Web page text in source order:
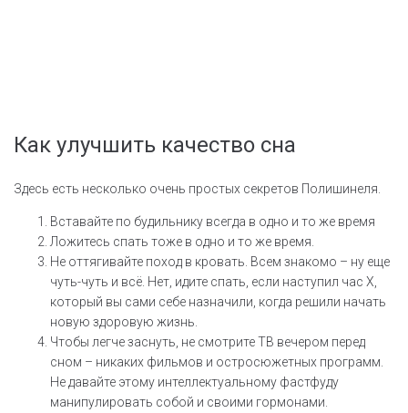
Как улучшить качество сна
Здесь есть несколько очень простых секретов Полишинеля.
Вставайте по будильнику всегда в одно и то же время
Ложитесь спать тоже в одно и то же время.
Не оттягивайте поход в кровать. Всем знакомо – ну еще
чуть-чуть и всё. Нет, идите спать, если наступил час Х,
который вы сами себе назначили, когда решили начать
новую здоровую жизнь.
Чтобы легче заснуть, не смотрите ТВ вечером перед
сном – никаких фильмов и остросюжетных программ.
Не давайте этому интеллектуальному фастфуду
манипулировать собой и своими гормонами.